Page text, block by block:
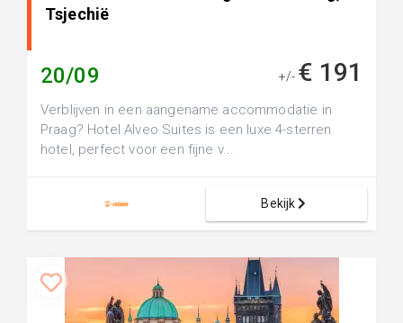
Tsjechië
20/09 +/- € 191
Verblijven in een aangename accommodatie in
Praag? Hotel Alveo Suites is een luxe 4-sterren
hotel, perfect voor een fijne v...
Bekijk